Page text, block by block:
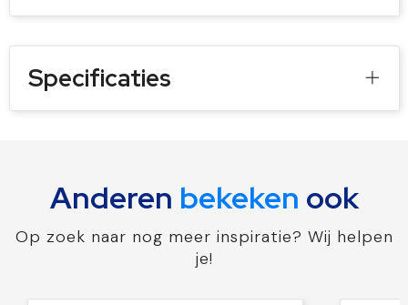
Specificaties
Anderen bekeken ook
Op zoek naar nog meer inspiratie? Wij helpen
je!